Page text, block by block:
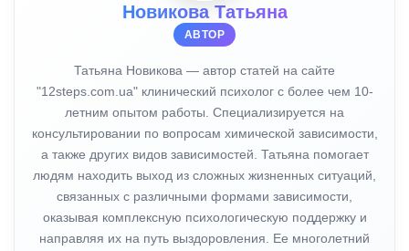
Новикова Татьяна
АВТОР
Татьяна Новикова — автор статей на сайте
"12steps.com.ua" клинический психолог с более чем 10-
летним опытом работы. Специализируется на
консультировании по вопросам химической зависимости,
а также других видов зависимостей. Татьяна помогает
людям находить выход из сложных жизненных ситуаций,
связанных с различными формами зависимости,
оказывая комплексную психологическую поддержку и
направляя их на путь выздоровления. Ее многолетний